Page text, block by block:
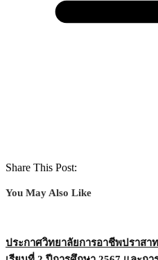
Share This Post:
You May Also Like
ประกาศวิทยาลัยการอาชีพปราสา